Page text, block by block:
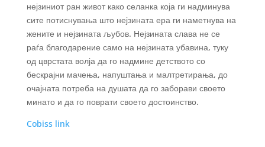
нејзиниот ран живот како селанка која ги надминува
сите потиснувања што нејзината ера ги наметнува на
жените и нејзината љубов. Нејзината слава не се
раѓа благодарение само на нејзината убавина, туку
од цврстата волја да го надмине детството со
бескрајни мачења, напуштања и малтретирања, до
очајната потреба на душата да го заборави своето
минато и да го поврати своето достоинство.
Cobiss link